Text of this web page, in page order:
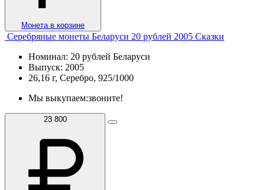
Монета в корзине
Серебряные монеты Беларуси 20 рублей 2005 Сказки
Номинал: 20 рублей Беларуси
Выпуск: 2005
26,16 г, Серебро, 925/1000
Мы выкупаем:звоните!
23 800